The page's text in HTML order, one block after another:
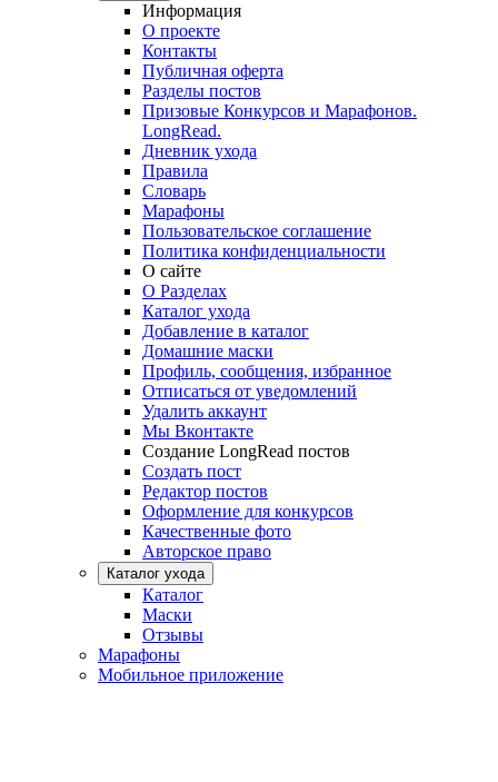
Информация
О проекте
Контакты
Публичная оферта
Разделы постов
Призовые Конкурсов и Марафонов.
LongRead.
Дневник ухода
Правила
Словарь
Марафоны
Пользовательское соглашение
Политика конфиденциальности
О сайте
О Разделах
Каталог ухода
Добавление в каталог
Домашние маски
Профиль, сообщения, избранное
Отписаться от уведомлений
Удалить аккаунт
Мы Вконтакте
Создание LongRead постов
Создать пост
Редактор постов
Оформление для конкурсов
Качественные фото
Авторское право
Каталог ухода
Каталог
Маски
Отзывы
Марафоны
Мобильное приложение